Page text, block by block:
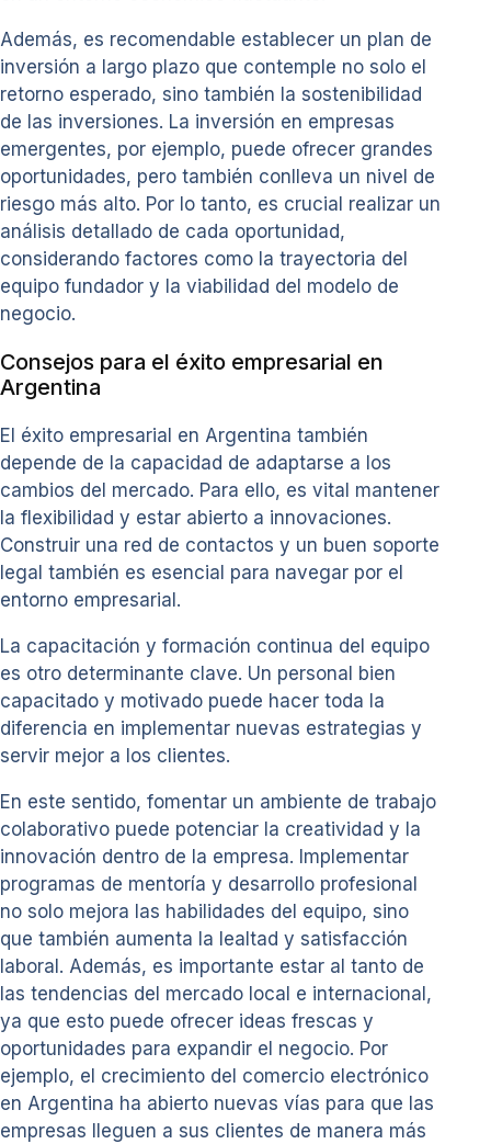
Además, es recomendable establecer un plan de
inversión a largo plazo que contemple no solo el
retorno esperado, sino también la sostenibilidad
de las inversiones. La inversión en empresas
emergentes, por ejemplo, puede ofrecer grandes
oportunidades, pero también conlleva un nivel de
riesgo más alto. Por lo tanto, es crucial realizar un
análisis detallado de cada oportunidad,
considerando factores como la trayectoria del
equipo fundador y la viabilidad del modelo de
negocio.
Consejos para el éxito empresarial en
Argentina
El éxito empresarial en Argentina también
depende de la capacidad de adaptarse a los
cambios del mercado. Para ello, es vital mantener
la flexibilidad y estar abierto a innovaciones.
Construir una red de contactos y un buen soporte
legal también es esencial para navegar por el
entorno empresarial.
La capacitación y formación continua del equipo
es otro determinante clave. Un personal bien
capacitado y motivado puede hacer toda la
diferencia en implementar nuevas estrategias y
servir mejor a los clientes.
En este sentido, fomentar un ambiente de trabajo
colaborativo puede potenciar la creatividad y la
innovación dentro de la empresa. Implementar
programas de mentoría y desarrollo profesional
no solo mejora las habilidades del equipo, sino
que también aumenta la lealtad y satisfacción
laboral. Además, es importante estar al tanto de
las tendencias del mercado local e internacional,
ya que esto puede ofrecer ideas frescas y
oportunidades para expandir el negocio. Por
ejemplo, el crecimiento del comercio electrónico
en Argentina ha abierto nuevas vías para que las
empresas lleguen a sus clientes de manera más